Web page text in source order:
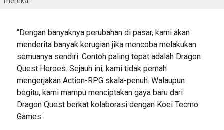
“Dengan banyaknya perubahan di pasar, kami akan
menderita banyak kerugian jika mencoba melakukan
semuanya sendiri. Contoh paling tepat adalah Dragon
Quest Heroes. Sejauh ini, kami tidak pernah
mengerjakan Action-RPG skala-penuh. Walaupun
begitu, kami mampu menciptakan gaya baru dari
Dragon Quest berkat kolaborasi dengan Koei Tecmo
Games.